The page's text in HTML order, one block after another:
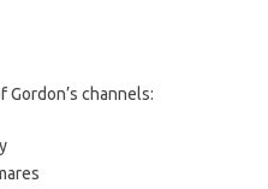
channels: